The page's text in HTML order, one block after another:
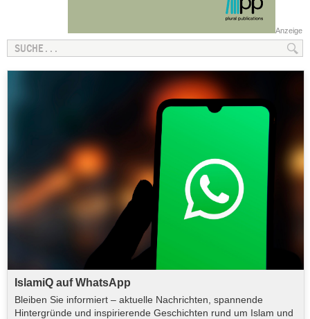
Anzeige
IslamiQ auf WhatsApp
Bleiben Sie informiert – aktuelle Nachrichten, spannende
Hintergründe und inspirierende Geschichten rund um Islam und